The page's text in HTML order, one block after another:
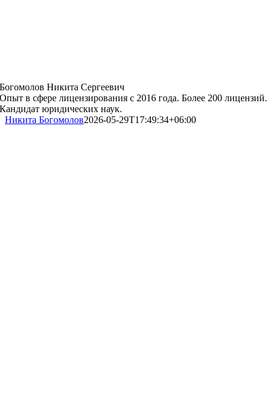
Богомолов Никита Сергеевич
Опыт в сфере лицензирования с 2016 года. Более 200 лицензий.
Кандидат юридических наук.
Никита Богомолов2026-05-29T17:49:34+06:00